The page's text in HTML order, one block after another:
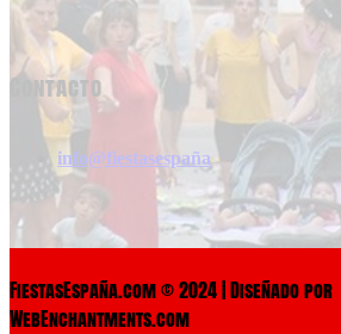
Contacto
info@fiestasespaña
FiestasEspaña.com © 2024 | Diseñado por
WebEnchantments.com